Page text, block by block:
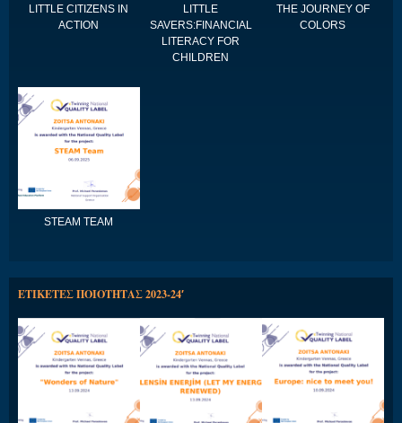
LITTLE CITIZENS IN
ACTION
LITTLE
SAVERS:FINANCIAL
LITERACY FOR
CHILDREN
THE JOURNEY OF
COLORS
STEAM TEAM
ΕΤΙΚΕΤΕΣ ΠΟΙΟΤΗΤΑΣ 2023-24′